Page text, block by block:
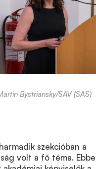
Bystriansky/SAV (SAS)
szekcióban a
volt a fő téma.